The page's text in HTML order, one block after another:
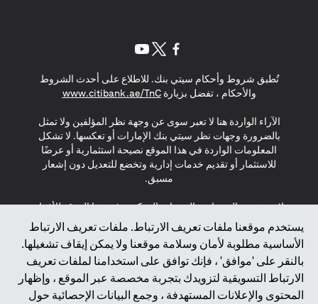
يستخدم موقعنا ملفات تعريف الارتباط. ملفات تعريف الارتباط
الأساسية مطلوبة لأمان وسلامة موقعنا ولا يمكن إيقاف تشغيلها.
بالنقر على 'موافق' ، فإنك توافق على استخدامنا لملفات تعريف
الارتباط التسويقية لتزويدك بتجربة مخصصة عبر الموقع ، وإظهار
المحتوى والإعلانات المستهدفة ، وجمع البيانات الإحصائية حول
تُطبق شروط وأحكام سيتي بنك. للاطلاع على أحدث الشروط
والأحكام ، تفضل بزيارةwww.citibank.ae/TnC
(opens in a new tab)
الآراء الواردة هنا لا تعبر سوى عن وجهة نظر المؤلفين ولا تمثل
بالضرورة وجهات نظر سيتي بنك الإمارات أو تعكسها. لا تشكل
المعلومات الواردة في هذا الموقع نصيحة استثمارية أو عرضًا
للاستثمار أو تقديم خدمات إدارية وتخضع للتعديل دون إشعار
مسبق.
لا يتم تقديم المنتجات والخدمات المذكورة في هذا الموقع للأفراد
المقيمين في الاتحاد الأوروبي أو المنطقة الاقتصادية الأوروبية أو
سويسرا أو غيرنسي أو جيرسي أو موناكو أو سان مارينو أو
الفاتيكان أو جزيرة مان أو المملكة المتحدة أو خصوصية البيانات
(لائحة حماية البيانات العامة \ قانون حماية البيانات الشخصية
العامة \ قانون خصوصية نيوزيلندا). المحتوى الموجود في هذه
الصفحة ليس ولا ينبغي تفسيره على أنه عرض أو دعوة أو دعوة